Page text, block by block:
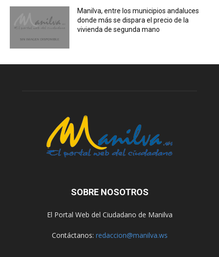
Manilva, entre los municipios andaluces
donde más se dispara el precio de la
vivienda de segunda mano
SOBRE NOSOTROS
El Portal Web del Ciudadano de Manilva
Contáctanos: redaccion@manilva.ws